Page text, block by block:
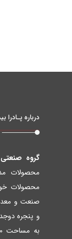
درباره پـادرا
گروه صنعتی
محصولات
محصولات
صنعت و
و پنجره